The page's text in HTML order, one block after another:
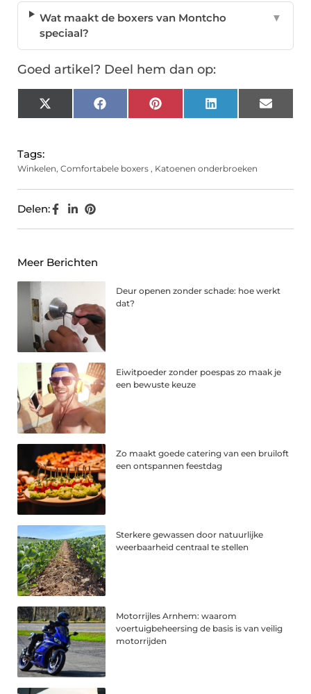
Wat maakt de boxers van Montcho
speciaal?
▼
Goed artikel? Deel hem dan op:
X
(Twitter)
FacebookPinterest LinkedIn Email
Tags:
Winkelen, Comfortabele boxers , Katoenen onderbroeken
Delen:
Meer Berichten
Deur openen zonder schade: hoe werkt
dat?
Eiwitpoeder zonder poespas zo maak je
een bewuste keuze
Zo maakt goede catering van een bruiloft
een ontspannen feestdag
Sterkere gewassen door natuurlijke
weerbaarheid centraal te stellen
Motorrijles Arnhem: waarom
voertuigbeheersing de basis is van veilig
motorrijden